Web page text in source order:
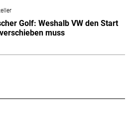
Golf: Weshalb VW den Start
muss